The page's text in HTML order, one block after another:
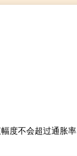
度不会超过通胀率